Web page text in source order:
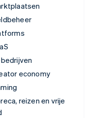
economy
reizen en vrije